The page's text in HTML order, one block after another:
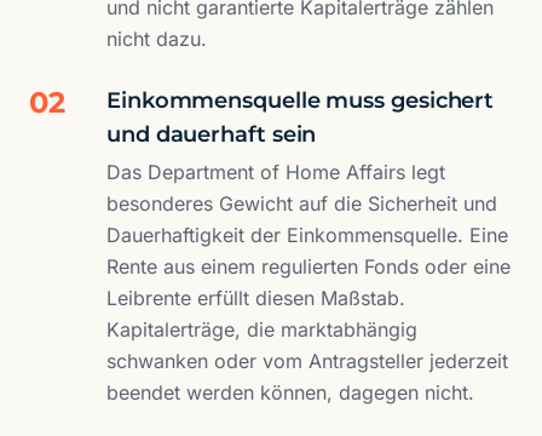
und nicht garantierte Kapitalerträge zählen
nicht dazu.
02
Einkommensquelle muss gesichert
und dauerhaft sein
Das Department of Home Affairs legt
besonderes Gewicht auf die Sicherheit und
Dauerhaftigkeit der Einkommensquelle. Eine
Rente aus einem regulierten Fonds oder eine
Leibrente erfüllt diesen Maßstab.
Kapitalerträge, die marktabhängig
schwanken oder vom Antragsteller jederzeit
beendet werden können, dagegen nicht.